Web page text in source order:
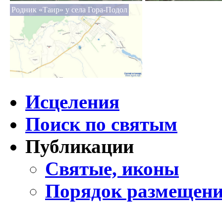
Родник «Таир» у села Гора-Подол
Исцеления
Поиск по святым
Публикации
Святые, иконы
Порядок